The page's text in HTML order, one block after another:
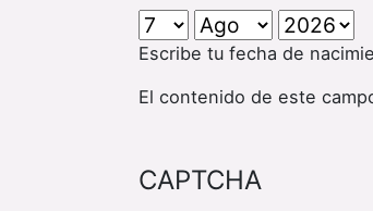
Escribe tu fecha de
El contenido de este
CAPTCHA